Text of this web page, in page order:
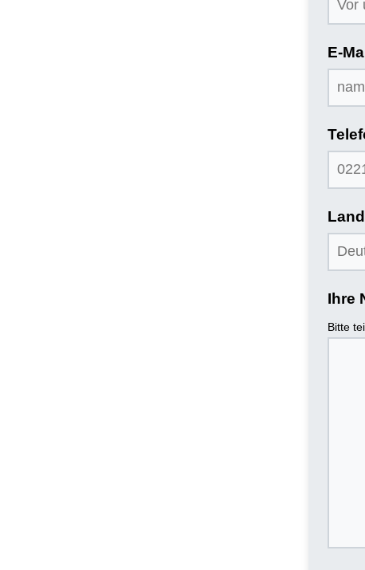
E-
Land
Ihre
Bitte